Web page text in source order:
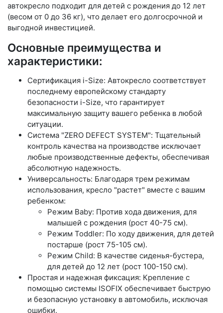
автокресло подходит для детей с рождения до 12 лет
(весом от 0 до 36 кг), что делает его долгосрочной и
выгодной инвестицией.
Основные преимущества и
характеристики:
Сертификация i-Size: Автокресло соответствует
последнему европейскому стандарту
безопасности i-Size, что гарантирует
максимальную защиту вашего ребенка в любой
ситуации.
Система "ZERO DEFECT SYSTEM": Тщательный
контроль качества на производстве исключает
любые производственные дефекты, обеспечивая
абсолютную надежность.
Универсальность: Благодаря трем режимам
использования, кресло "растет" вместе с вашим
ребенком:
Режим Baby: Против хода движения, для
малышей с рождения (рост 40-75 см).
Режим Toddler: По ходу движения, для детей
постарше (рост 75-105 см).
Режим Child: В качестве сиденья-бустера,
для детей до 12 лет (рост 100-150 см).
Простая и надежная фиксация: Крепление с
помощью системы ISOFIX обеспечивает быструю
и безопасную установку в автомобиль, исключая
ошибки.